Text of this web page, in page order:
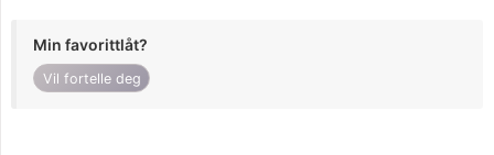
Min favorittlåt?
Vil fortelle deg